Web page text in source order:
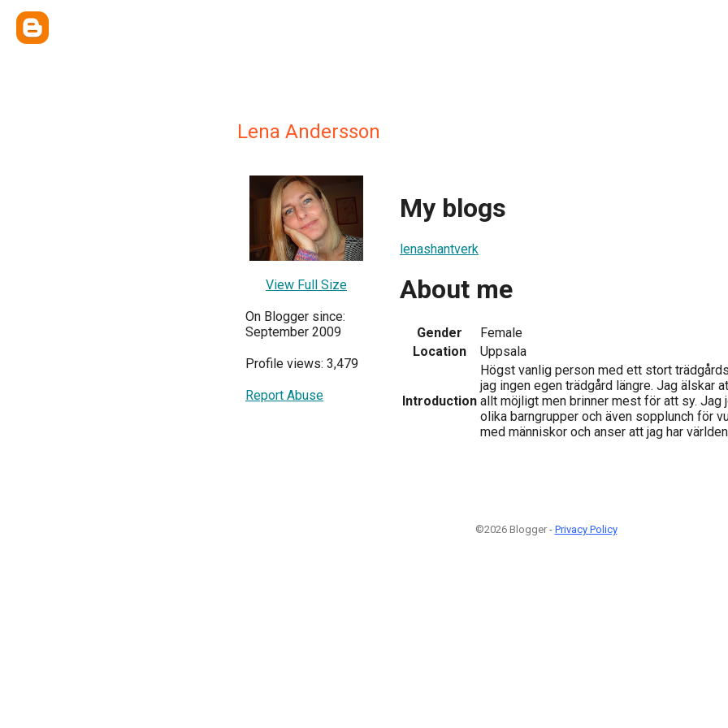
Lena Andersson
View Full Size
On Blogger since:
September 2009
Profile views: 3,479
Report Abuse
My blogs
lenashantverk
About me
Gender
Female
Location
Uppsala
Introduction
Högst vanlig person med ett stort
jag ingen egen trädgård längre. Jag älskar
allt möjligt men brinner mest för att sy. Jag
olika barngrupper och även sopplunch för
med människor och anser att jag har
©2026 Blogger - Privacy Policy